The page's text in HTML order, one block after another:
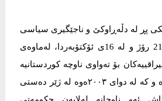
پڕ لە دڵەڕاوکێ و ناجێگیرى سیاسى
و ئەمنى بوون، دوای 21 رۆژ و له‌ 16ی ئۆکتۆبه‌ردا، له‌ماوه‌ی
بۆ ته‌واوی ناوچه کوردستانیە
دابڕێنراوەکان گەڕانه‌وه و کە لە دواى ٢٠٠٣ەوە لە ژێر دەستى